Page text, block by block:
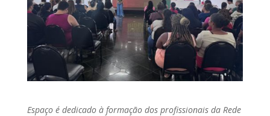
Espaço é dedicado à formação dos profissionais da Rede